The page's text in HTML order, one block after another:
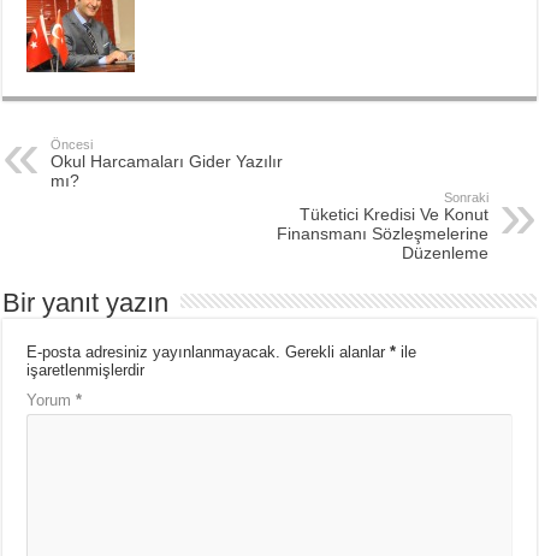
Öncesi
Okul Harcamaları Gider Yazılır
mı?
Sonraki
Tüketici Kredisi Ve Konut
Finansmanı Sözleşmelerine
Düzenleme
Bir yanıt yazın
E-posta adresiniz yayınlanmayacak. Gerekli alanlar* ile
işaretlenmişlerdir
Yorum*